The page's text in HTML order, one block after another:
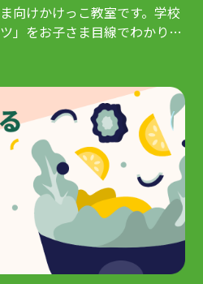
向けかけっこ教室です。学校
」をお子さま目線でわかりや
るの...